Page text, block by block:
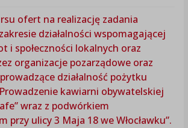
ofert na realizację zadania
działalności wspomagającej
i społeczności lokalnych oraz
organizacje pozarządowe oraz
działalność pożytku
kawiarni obywatelskiej
wraz z podwórkiem
przy ulicy 3 Maja 18 we Włocławku”.